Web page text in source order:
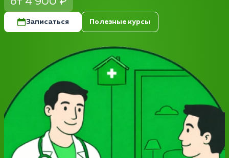
Записаться Полезные курсы